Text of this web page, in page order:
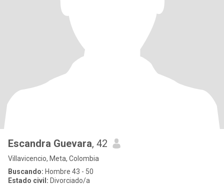
Escandra Guevara, 42
Villavicencio, Meta, Colombia
Buscando: Hombre 43 - 50
Estado civil: Divorciado/a